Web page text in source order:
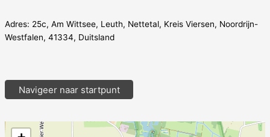
Adres: 25c, Am Wittsee, Leuth, Nettetal, Kreis Viersen, Noordrijn-
Westfalen, 41334, Duitsland
Navigeer naar startpunt